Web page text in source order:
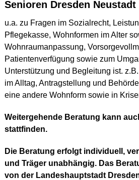
Senioren Dresden Neustadt
u.a. zu Fragen im Sozialrecht,
Pflegekasse, Wohnformen im Alter
Wohnraumanpassung,
Patientenverfügung sowie zum
Unterstützung und Begleitung ist.
im Alltag, Antragstellung und
eine andere Wohnform sowie in
Weitergehende Beratung kann
stattfinden.
Die Beratung erfolgt individuell,
und Träger unabhängig. Das
von der Landeshauptstadt